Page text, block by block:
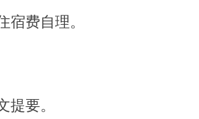
费自理。
要。